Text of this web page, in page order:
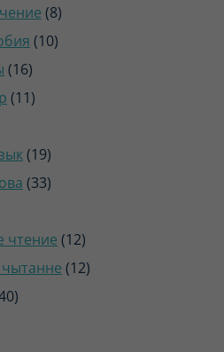
товаров
88
товаров
1010
1616
товаров
1111
1919
товаров
3333
чтение 1212
товаров
чытанне 1212
40